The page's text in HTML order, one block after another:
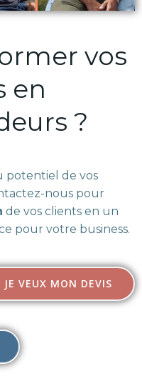
vos
en
?
potentiel de vos
nous pour
de vos clients en un
pour votre business.
JE VEUX MON DEVIS